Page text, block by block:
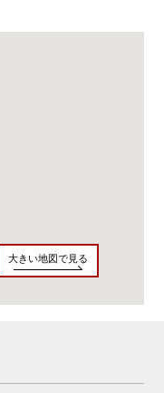
大きい地図で見る